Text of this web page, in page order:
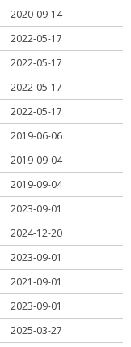
2020-09-14
2022-05-17
2022-05-17
2022-05-17
2022-05-17
2019-06-06
2019-09-04
2019-09-04
2023-09-01
2024-12-20
2023-09-01
2021-09-01
2023-09-01
2025-03-27